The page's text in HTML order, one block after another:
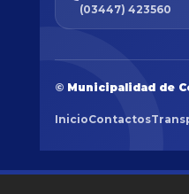
(03447) 423560
© Municipalidad de
InicioContactos